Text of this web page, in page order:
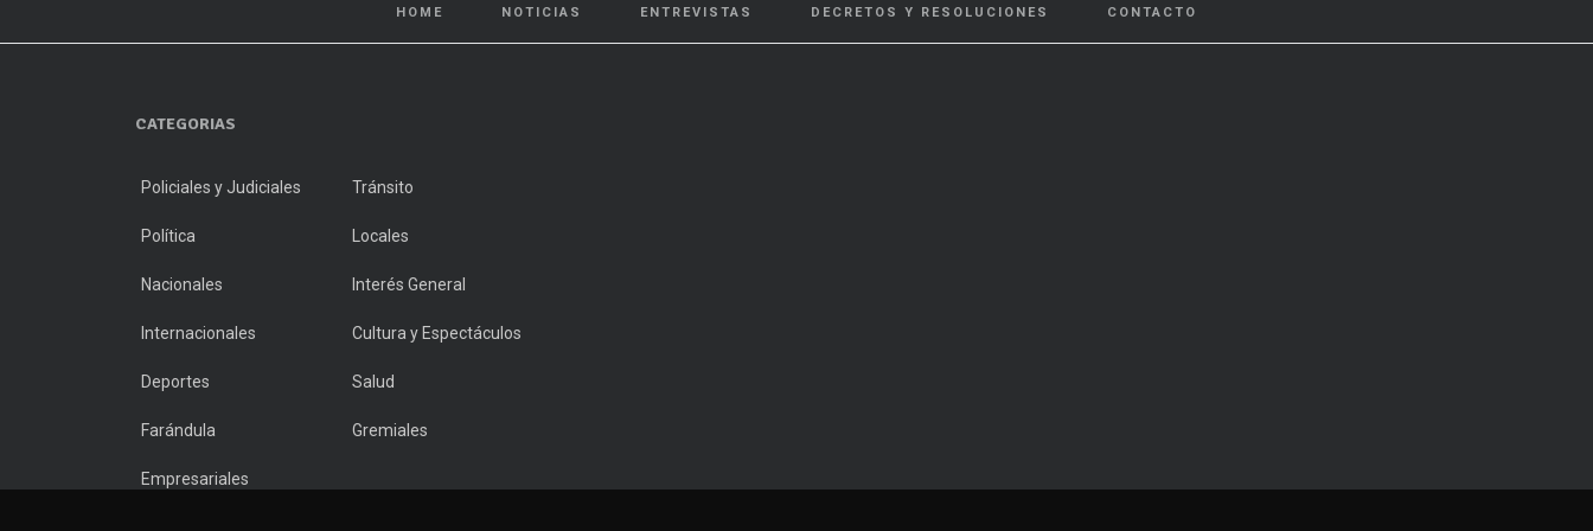
HOME NOTICIAS ENTREVISTAS DECRETOS Y RESOLUCIONES CONTACTO
CATEGORIAS
Policiales y Judiciales Tránsito
Política Locales
Nacionales Interés General
Internacionales Cultura y Espectáculos
Deportes Salud
Farándula Gremiales
Empresariales